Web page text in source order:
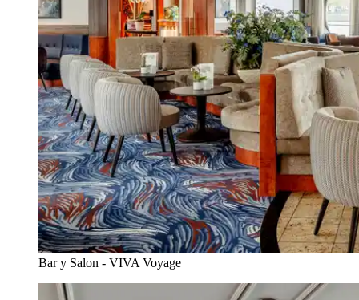
Bar y Salon - VIVA Voyage